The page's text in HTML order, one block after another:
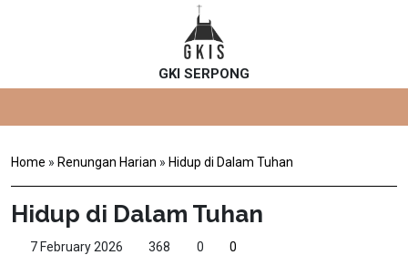
GKI SERPONG
Home » Renungan Harian » Hidup di Dalam Tuhan
Hidup di Dalam Tuhan
7 February 2026 368 0 0